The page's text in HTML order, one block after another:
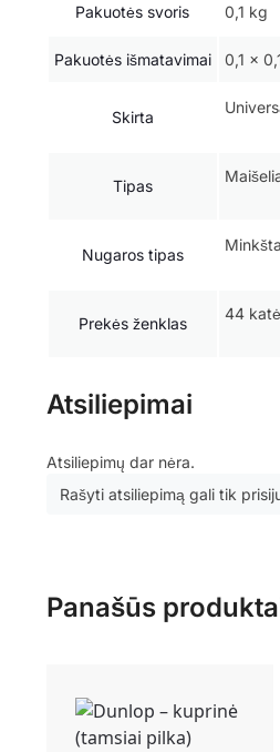
Pakuotės svoris 0,1 kg
Pakuotės išmatavimai 0,1 ×
Skirta
Tipas
Nugaros tipas
Minkšta
Prekės ženklas
44
Atsiliepimai
Atsiliepimų dar nėra.
Rašyti atsiliepimą gali tik
Panašūs